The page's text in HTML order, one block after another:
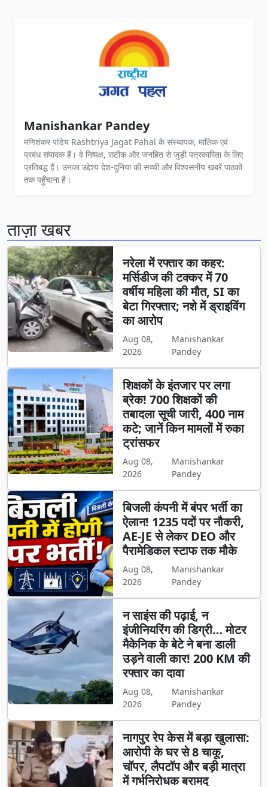
Manishankar Pandey
मणिशंकर पांडेय Rashtriya Jagat Pahal के संस्थापक, मालिक एवं
प्रबंध संपादक हैं। वे निष्पक्ष, सटीक और जनहित से जुड़ी पत्रकारिता के लिए
प्रतिबद्ध हैं। उनका उद्देश्य देश-दुनिया की सच्ची और विश्वसनीय खबरें पाठकों
तक पहुँचाना है।
ताज़ा खबर
नरेला में रफ्तार का कहर:
मर्सिडीज की टक्कर में 70
वर्षीय महिला की मौत, SI का
बेटा गिरफ्तार; नशे में ड्राइविंग
का आरोप
Aug 08,
2026
Manishankar
Pandey
शिक्षकों के इंतजार पर लगा
ब्रेक! 700 शिक्षकों की
तबादला सूची जारी, 400 नाम
कटे; जानें किन मामलों में रुका
ट्रांसफर
Aug 08,
2026
Manishankar
Pandey
बिजली कंपनी में बंपर भर्ती का
ऐलान! 1235 पदों पर नौकरी,
AE-JE से लेकर DEO और
पैरामेडिकल स्टाफ तक मौके
Aug 08,
2026
Manishankar
Pandey
न साइंस की पढ़ाई, न
इंजीनियरिंग की डिग्री… मोटर
मैकेनिक के बेटे ने बना डाली
उड़ने वाली कार! 200 KM की
रफ्तार का दावा
Aug 08,
2026
Manishankar
Pandey
नागपुर रेप केस में बड़ा खुलासा:
आरोपी के घर से 8 चाकू,
चॉपर, लैपटॉप और बड़ी मात्रा
में गर्भनिरोधक बरामद